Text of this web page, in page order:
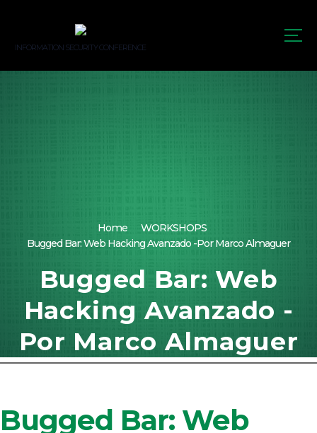
t
INFORMATION SECURITY CONFERENCE
Home
WORKSHOPS
Bugged Bar: Web Hacking Avanzado -Por Marco Almaguer
Bugged Bar: Web
Hacking Avanzado -
Por Marco Almaguer
Bugged Bar: Web